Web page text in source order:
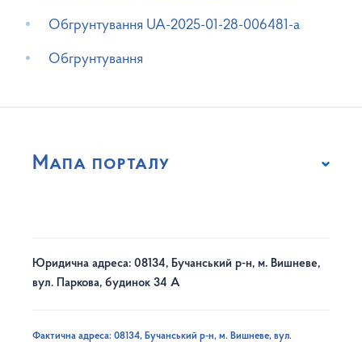
Обгрунтування UA-2025-01-28-006481-a
Обгрунтування
Мапа порталу
Юридична адреса: 08134, Бучанський р-н, м. Вишневе,
вул. Паркова, будинок 34 А
Фактична адреса: 08134, Бучанський р-н, м. Вишневе, вул.